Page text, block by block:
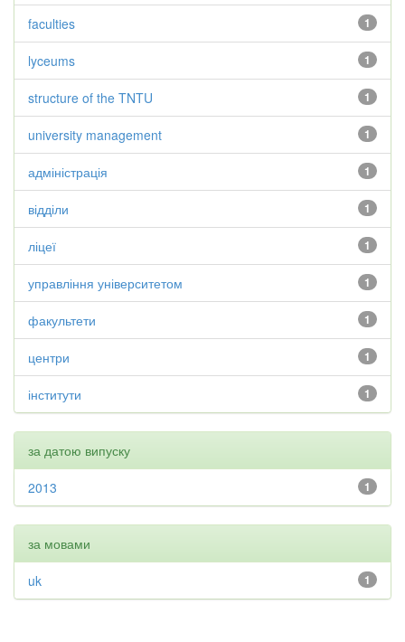
1
faculties
1
lyceums
1
structure of the TNTU
1
university management
1
адміністрація
1
відділи
1
ліцеї
1
управління університетом
1
факультети
1
центри
1
інститути
за датою випуску
1
2013
за мовами
1
uk